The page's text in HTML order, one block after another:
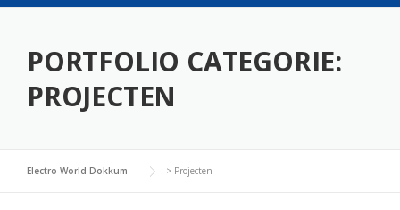
PORTFOLIO CATEGORIE:
PROJECTEN
Electro World Dokkum > Projecten